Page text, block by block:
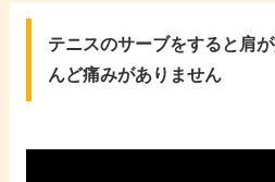
テニスのサーブをすると肩
んど痛みがありません